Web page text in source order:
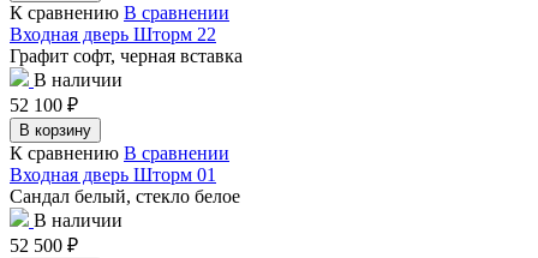
К сравнению В сравнении
Входная дверь Шторм 22
Графит софт, черная вставка
В наличии
52 100 ₽
В корзину
К сравнению В сравнении
Входная дверь Шторм 01
Сандал белый, стекло белое
В наличии
52 500 ₽